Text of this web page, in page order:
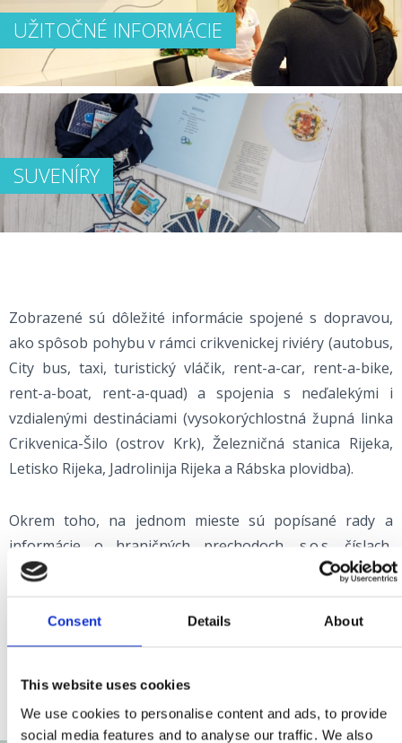
Consent Details About
This website uses cookies
We use cookies to personalise content and ads, to provide
social media features and to analyse our traffic. We also
UŽITOČNÉ INFORMÁCIE
SUVENÍRY
Zobrazené sú dôležité informácie spojené s dopravou,
ako spôsob pohybu v rámci crikvenickej riviéry (autobus,
City bus, taxi, turistický vláčik, rent-a-car, rent-a-bike,
rent-a-boat, rent-a-quad) a spojenia s neďalekými i
vzdialenými destináciami (vysokorýchlostná župná linka
Crikvenica-Šilo (ostrov Krk), Železničná stanica Rijeka,
Letisko Rijeka, Jadrolinija Rijeka a Rábska plovidba).
Okrem toho, na jednom mieste sú popísané rady a
informácie o hraničných prechodoch, s.o.s. číslach,
užitočných kontaktoch, peniazoch a bankomatoch,
pracovného voľna a podobne. Zistite ako si naplánovať
dovolenku s vašim domácim miláčikom, aké sú možnosti
automobile.